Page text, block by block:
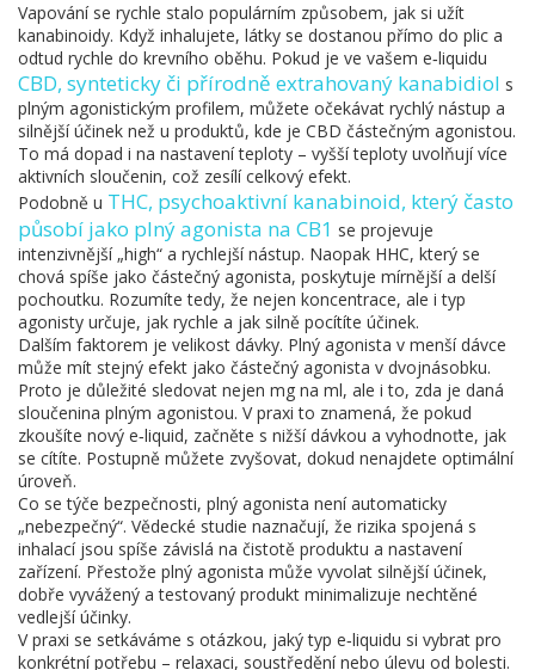
Vapování se rychle stalo populárním způsobem, jak si užít
kanabinoidy. Když inhalujete, látky se dostanou přímo do plic a
odtud rychle do krevního oběhu. Pokud je ve vašem e‑liquidu
CBD, synteticky či přírodně extrahovaný kanabidiol s
plným agonistickým profilem, můžete očekávat rychlý nástup a
silnější účinek než u produktů, kde je CBD částečným agonistou.
To má dopad i na nastavení teploty – vyšší teploty uvolňují více
aktivních sloučenin, což zesílí celkový efekt.
Podobně u THC, psychoaktivní kanabinoid, který často
působí jako plný agonista na CB1 se projevuje
intenzivnější „high“ a rychlejší nástup. Naopak HHC, který se
chová spíše jako částečný agonista, poskytuje mírnější a delší
pochoutku. Rozumíte tedy, že nejen koncentrace, ale i typ
agonisty určuje, jak rychle a jak silně pocítíte účinek.
Dalším faktorem je velikost dávky. Plný agonista v menší dávce
může mít stejný efekt jako částečný agonista v dvojnásobku.
Proto je důležité sledovat nejen mg na ml, ale i to, zda je daná
sloučenina plným agonistou. V praxi to znamená, že pokud
zkoušíte nový e‑liquid, začněte s nižší dávkou a vyhodnoťte, jak
se cítíte. Postupně můžete zvyšovat, dokud nenajdete optimální
úroveň.
Co se týče bezpečnosti, plný agonista není automaticky
„nebezpečný“. Vědecké studie naznačují, že rizika spojená s
inhalací jsou spíše závislá na čistotě produktu a nastavení
zařízení. Přestože plný agonista může vyvolat silnější účinek,
dobře vyvážený a testovaný produkt minimalizuje nechtěné
vedlejší účinky.
V praxi se setkáváme s otázkou, jaký typ e‑liquidu si vybrat pro
konkrétní potřebu – relaxaci, soustředění nebo úlevu od bolesti.